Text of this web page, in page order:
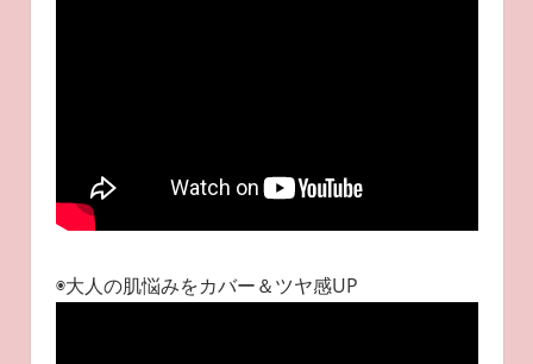
◉大人の肌悩みをカバー＆ツヤ感UP